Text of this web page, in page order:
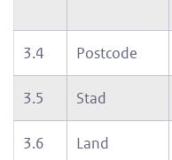
3.4 Postcode
3.5 Stad
3.6 Land